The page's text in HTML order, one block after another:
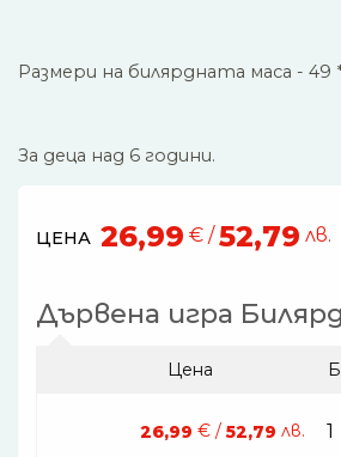
Размери на билярдната маса - 49 *
За деца над 6 години.
ЦЕНА 26,99 € /52,79 лв.
Дървена игра
Цена
26,99 € / 52,79 лв.